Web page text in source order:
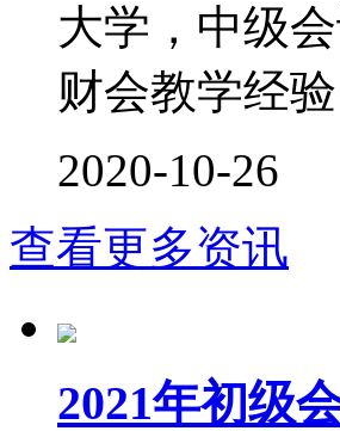
大学，中级
财会教学经
2020-10-26
查看更多资讯
2021年初级